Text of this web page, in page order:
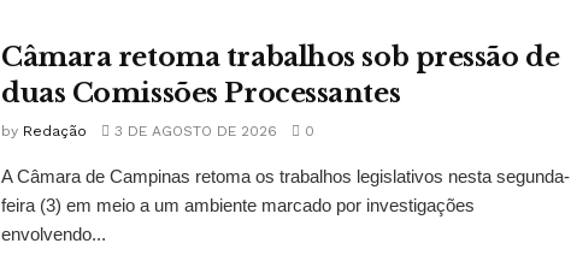
Câmara retoma trabalhos sob pressão de
duas Comissões Processantes
by Redação 3 DE AGOSTO DE 2026 0
A Câmara de Campinas retoma os trabalhos legislativos nesta segunda-
feira (3) em meio a um ambiente marcado por investigações
envolvendo...